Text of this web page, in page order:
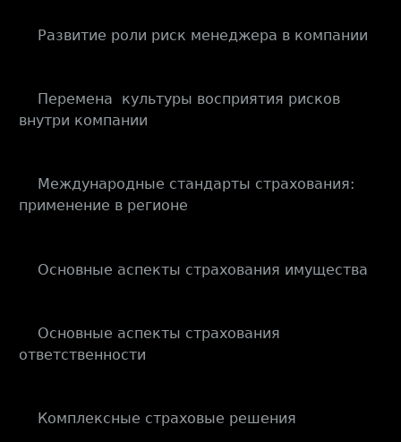
Развитие роли риск менеджера в компании
Перемена культуры восприятия рисков
внутри компании
Международные стандарты страхования:
применение в регионе
Основные аспекты страхования имущества
Основные аспекты страхования
ответственности
Комплексные страховые решения